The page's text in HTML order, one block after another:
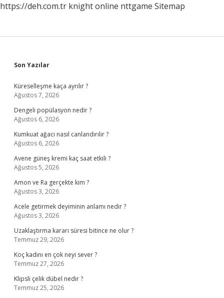
https://deh.com.tr knight online nttgame Sitemap
Sidebar
Son Yazılar
Küreselleşme kaça ayrılır ?
Ağustos 7, 2026
Dengeli popülasyon nedir ?
Ağustos 6, 2026
Kumkuat ağacı nasıl canlandırılır ?
Ağustos 6, 2026
Avene güneş kremi kaç saat etkili ?
Ağustos 5, 2026
Amon ve Ra gerçekte kim ?
Ağustos 3, 2026
Acele getirmek deyiminin anlamı nedir ?
Ağustos 3, 2026
Uzaklaştırma kararı süresi bitince ne olur ?
Temmuz 29, 2026
Koç kadını en çok neyi sever ?
Temmuz 27, 2026
Klipsli çelik dübel nedir ?
Temmuz 25, 2026